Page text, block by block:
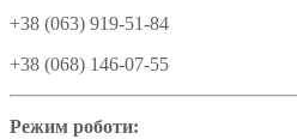
+38 (063) 919-51-84
+38 (068) 146-07-55
Режим роботи: